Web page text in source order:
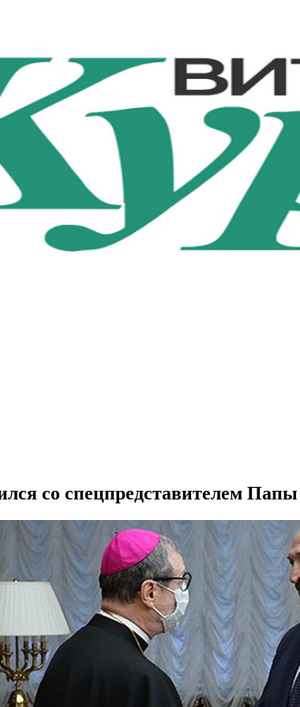
со спецпредставителем